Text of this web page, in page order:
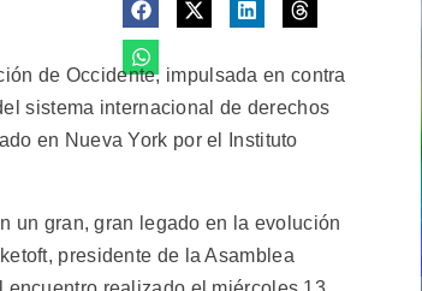
de Occidente, impulsada en contra
sistema internacional de derechos
en Nueva York por el Instituto
un gran, gran legado en la evolución
presidente de la Asamblea